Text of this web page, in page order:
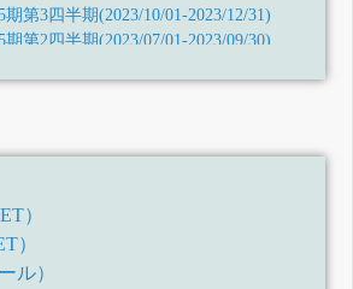
第3四半期(2023/10/01-2023/12/31)
第2四半期(2023/07/01-2023/09/30)
第144期(2022/04/01-2023/03/31)
第2四半期(令和4年7月1日-令和4年9月
第1四半期(令和4年4月1日-令和4年6月
第3四半期(令和3年10月1日-令和3年12
）
）
ル）